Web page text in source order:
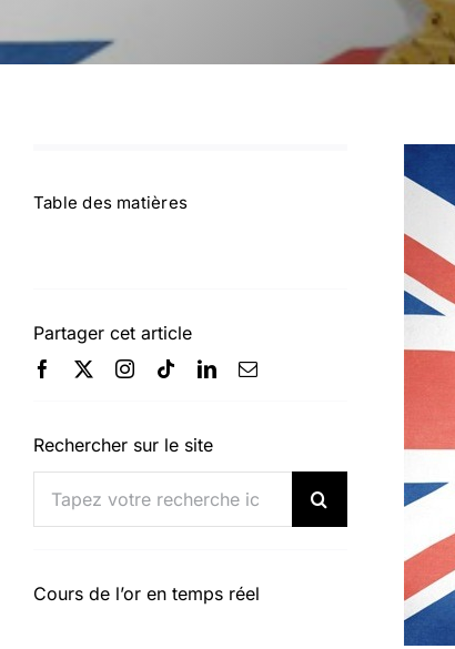
Table des matières
Partager cet article
Rechercher sur le site
Cours de l’or en temps réel